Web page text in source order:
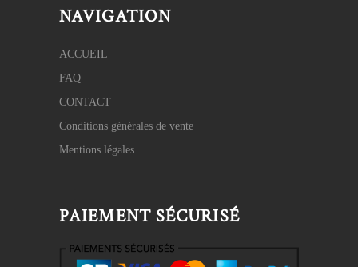
NAVIGATION
ACCUEIL
FAQ
CONTACT
Conditions générales de vente
Mentions légales
PAIEMENT SÉCURISÉ